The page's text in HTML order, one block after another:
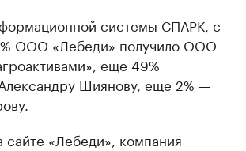
системы СПАРК, с
ООО «Лебеди» получило ООО
еще 49%
Шиянову, еще 2% —
сайте «Лебеди», компания